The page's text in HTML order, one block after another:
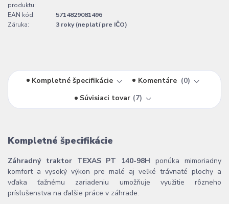
produktu:
EAN kód:
5714829081496
Záruka:
3 roky (neplatí pre IČO)
Kompletné špecifikácie Komentáre
0
Súvisiaci tovar 7
Kompletné špecifikácie
Záhradný traktor TEXAS PT 140-98H ponúka mimoriadny
komfort a vysoký výkon pre malé aj veľké trávnaté plochy a
vďaka ťažnému zariadeniu umožňuje využitie rôzneho
príslušenstva na ďalšie práce v záhrade.